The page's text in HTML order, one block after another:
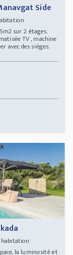
Side
sur 2 étages.
TV , machine
avec des sièges.
la luminosité et